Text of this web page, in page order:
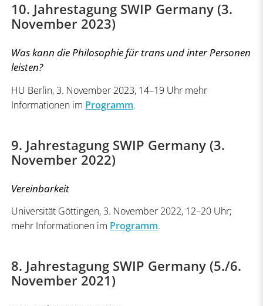
10. Jahrestagung SWIP Germany (3.
November 2023)
Was kann die Philosophie für trans und inter Personen
leisten?
HU Berlin, 3. November 2023, 14–19 Uhr mehr
Informationen im Programm.
9. Jahrestagung SWIP Germany (3.
November 2022)
Vereinbarkeit
Universität Göttingen, 3. November 2022, 12–20 Uhr;
mehr Informationen im Programm.
8. Jahrestagung SWIP Germany (5./6.
November 2021)